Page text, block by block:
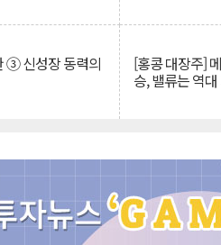
③ 신성장 동력의 [홍콩 대장주]
승, 밸류는 역